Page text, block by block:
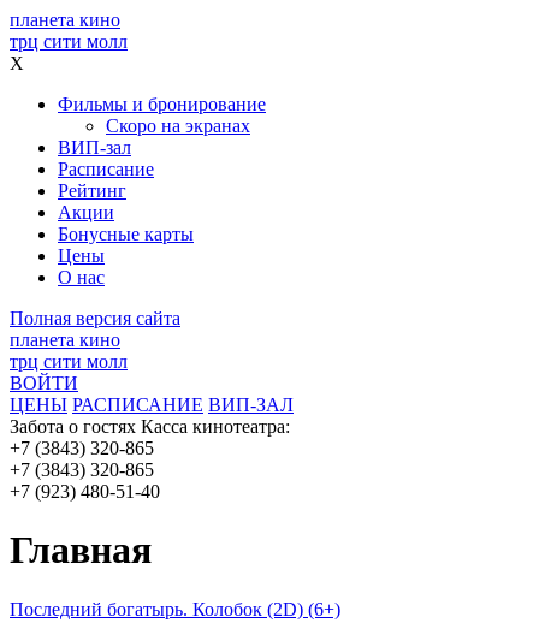
планета кино
трц сити молл
X
Фильмы и бронирование
Скоро на экранах
ВИП-зал
Расписание
Рейтинг
Акции
Бонусные карты
Цены
О нас
Полная версия сайта
планета кино
трц сити молл
ВОЙТИ
ЦЕНЫ РАСПИСАНИЕ ВИП-ЗАЛ
Забота о гостях Касса кинотеатра:
+7 (3843) 320-865
+7 (3843) 320-865
+7 (923) 480-51-40
Главная
Последний богатырь. Колобок (2D) (6+)